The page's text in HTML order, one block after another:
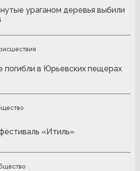
ураганом деревья выбили
погибли в Юрьевских пещерах
«Итиль»